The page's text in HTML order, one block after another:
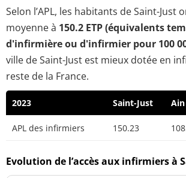
Selon l’APL, les habitants de Saint-Just
moyenne à 150.2 ETP (équivalents
d'infirmière ou d'infirmier pour 100
ville de Saint-Just est mieux dotée en
reste de la France.
2023 Saint-Just Ain
APL des infirmiers 150.23
Evolution de l’accès aux infirmiers à